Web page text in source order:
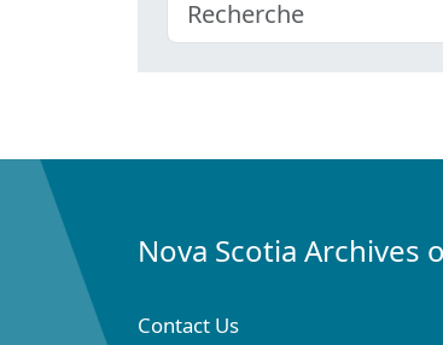
Nova Scotia Archives
Contact Us